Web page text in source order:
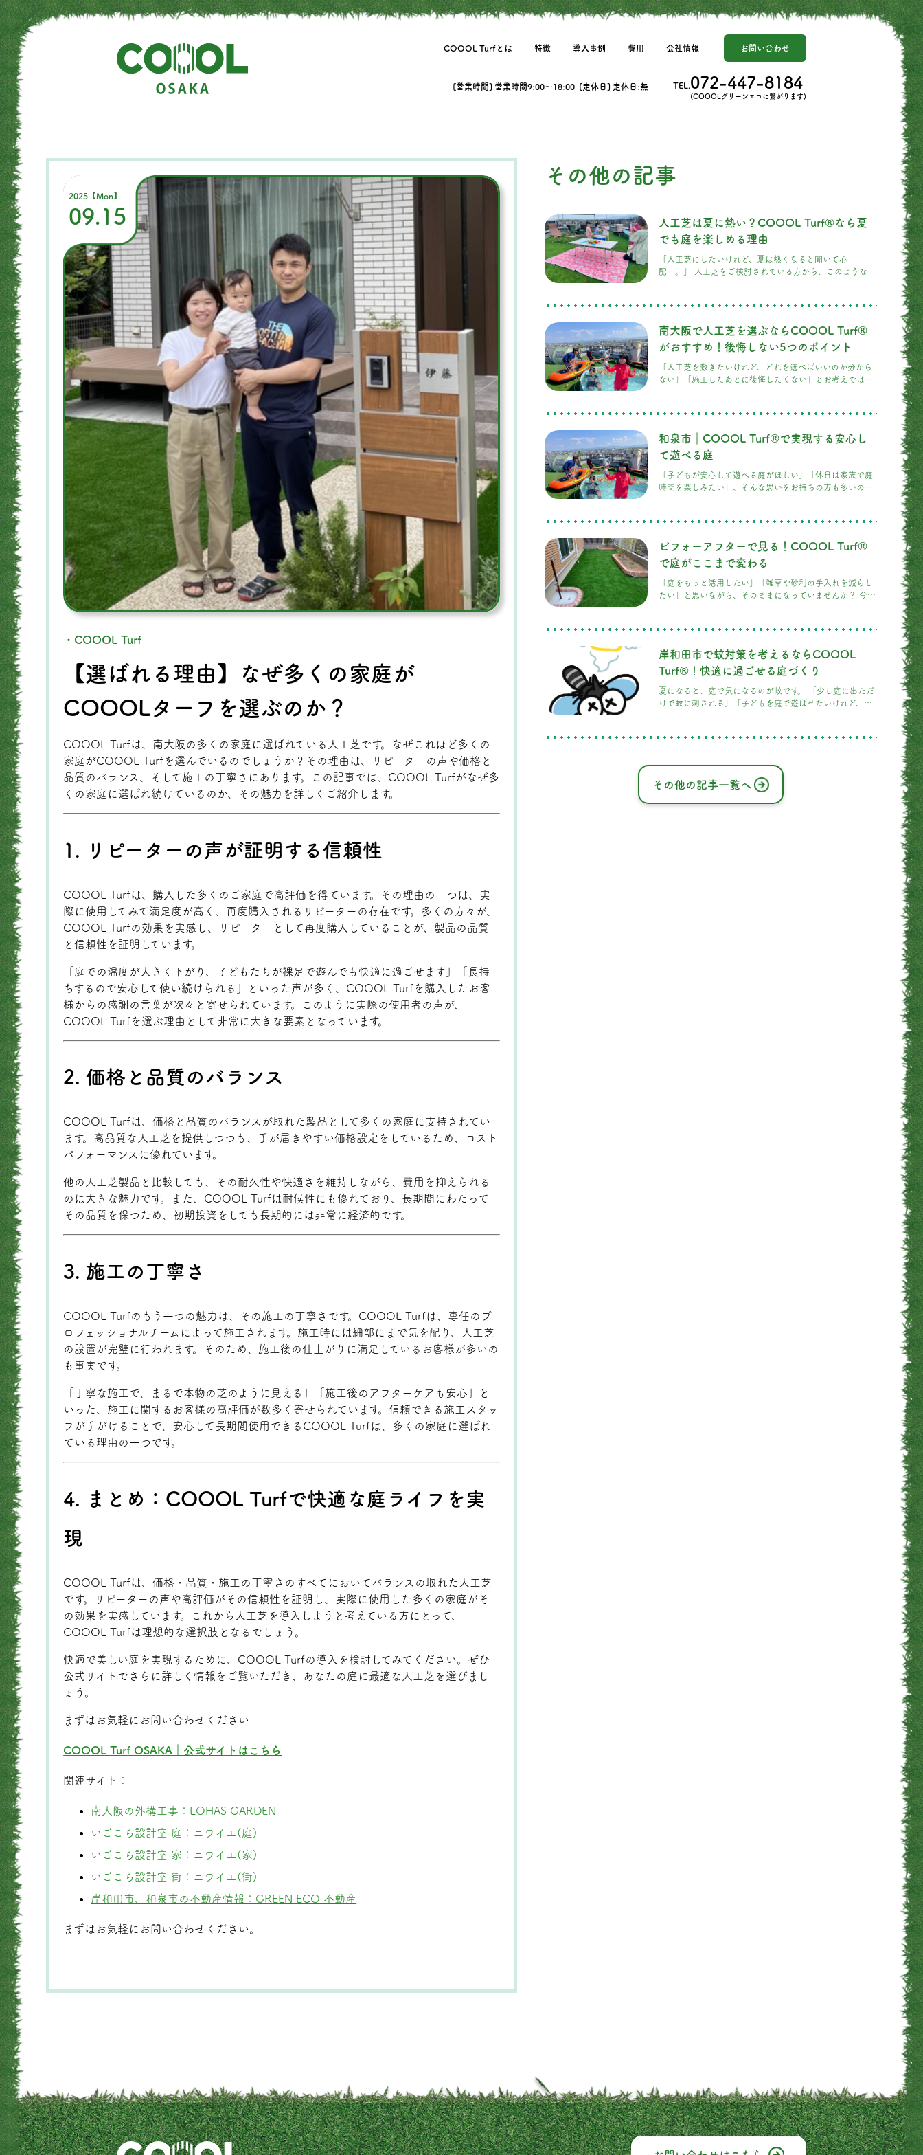
COOOL Turfとは 特徴 導入事例 費用 会社情報 お問い合わせ
[営業時間] 営業時間9:00〜18:00 [定休日] 定休日:無 TEL. 072-447-8184
(COOOLグリーンエコに繋がります)
2025【Mon】
09.15
・COOOL Turf
【選ばれる理由】なぜ多くの家庭が
COOOLターフを選ぶのか？
COOOL Turfは、南大阪の多くの家庭に選ばれている人工芝です。なぜこれほど多くの
家庭がCOOOL Turfを選んでいるのでしょうか？その理由は、リピーターの声や価格と
品質のバランス、そして施工の丁寧さにあります。この記事では、COOOL Turfがなぜ多
くの家庭に選ばれ続けているのか、その魅力を詳しくご紹介します。
1. リピーターの声が証明する信頼性
COOOL Turfは、購入した多くのご家庭で高評価を得ています。その理由の一つは、実
際に使用してみて満足度が高く、再度購入されるリピーターの存在です。多くの方々が、
COOOL Turfの効果を実感し、リピーターとして再度購入していることが、製品の品質
と信頼性を証明しています。
「庭での温度が大きく下がり、子どもたちが裸足で遊んでも快適に過ごせます」「長持
ちするので安心して使い続けられる」といった声が多く、COOOL Turfを購入したお客
様からの感謝の言葉が次々と寄せられています。このように実際の使用者の声が、
COOOL Turfを選ぶ理由として非常に大きな要素となっています。
2. 価格と品質のバランス
COOOL Turfは、価格と品質のバランスが取れた製品として多くの家庭に支持されてい
ます。高品質な人工芝を提供しつつも、手が届きやすい価格設定をしているため、コスト
パフォーマンスに優れています。
他の人工芝製品と比較しても、その耐久性や快適さを維持しながら、費用を抑えられる
のは大きな魅力です。また、COOOL Turfは耐候性にも優れており、長期間にわたって
その品質を保つため、初期投資をしても長期的には非常に経済的です。
3. 施工の丁寧さ
COOOL Turfのもう一つの魅力は、その施工の丁寧さです。COOOL Turfは、専任のプ
ロフェッショナルチームによって施工されます。施工時には細部にまで気を配り、人工芝
の設置が完璧に行われます。そのため、施工後の仕上がりに満足しているお客様が多いの
も事実です。
「丁寧な施工で、まるで本物の芝のように見える」「施工後のアフターケアも安心」と
いった、施工に関するお客様の高評価が数多く寄せられています。信頼できる施工スタッ
フが手がけることで、安心して長期間使用できるCOOOL Turfは、多くの家庭に選ばれ
ている理由の一つです。
4. まとめ：COOOL Turfで快適な庭ライフを実
現
COOOL Turfは、価格・品質・施工の丁寧さのすべてにおいてバランスの取れた人工芝
です。リピーターの声や高評価がその信頼性を証明し、実際に使用した多くの家庭がそ
の効果を実感しています。これから人工芝を導入しようと考えている方にとって、
COOOL Turfは理想的な選択肢となるでしょう。
快適で美しい庭を実現するために、COOOL Turfの導入を検討してみてください。ぜひ
公式サイトでさらに詳しく情報をご覧いただき、あなたの庭に最適な人工芝を選びまし
ょう。
まずはお気軽にお問い合わせください
COOOL Turf OSAKA｜公式サイトはこちら
関連サイト：
南大阪の外構工事：LOHAS GARDEN
いごこち設計室 庭：ニワイエ(庭)
いごこち設計室 家：ニワイエ(家)
いごこち設計室 街：ニワイエ(街)
岸和田市、和泉市の不動産情報：GREEN ECO 不動産
まずはお気軽にお問い合わせください。
その他の記事
人工芝は夏に熱い？COOOL Turf®なら夏
でも庭を楽しめる理由
「人工芝にしたいけれど、夏は熱くなると聞いて心
配…。」 人工芝をご検討されている方から、このようなご
裸足で歩くのが難しいほど熱くなることがあります。 しか
材によって快適性は大きく変わります。 今回は、人工芝が
熱くなる理由と、COOOL Turf®が夏でも快適に過ごしや
南大阪で人工芝を選ぶならCOOOL Turf®
がおすすめ！後悔しない5つのポイント
「人工芝を敷きたいけれど、どれを選べばいいのか分から
ない」「施工したあとに後悔したくない」とお考えではあ
材や施工方法によって使い心地や耐久性は大きく異なりま
COOOL Turf®が選ばれている理由をご紹介します。 南大
阪で人工芝が人気の理由 南大阪では、新築住宅や外構リフ
す。
和泉市｜COOOL Turf®で実現する安心し
て遊べる庭
「子どもが安心して遊べる庭がほしい」「休日は家族で庭
時間を楽しみたい」。そんな思いをお持ちの方も多いので
ています。しかし、天然芝は芝刈りや雑草対策などのお手
う声も少なくありません。 そこでおすすめなのが、
COOOL Turf®です。見た目の美しさだけでなく、お庭を
ご紹介します。 お庭をもっと活用できていますか？ せっ
かく庭があっても、「雑草が伸びて
ビフォーアフターで見る！COOOL Turf®
で庭がここまで変わる
「庭をもっと活用したい」「雑草や砂利の手入れを減らし
たい」と思いながら、そのままになっていませんか？ 今回
施工することで、お子さまやペット、ご家族が快適に過ご
は、防草対策として砂利が敷かれていました。 砂利は雑草
対策として効果がありますが、小さなお子さまが走り回っ
岸和田市で蚊対策を考えるならCOOOL
Turf®！快適に過ごせる庭づくり
夏になると、庭で気になるのが蚊です。 「少し庭に出ただ
けで蚊に刺される」「子どもを庭で遊ばせたいけれど、蚊
や蚊取り線香だけでなく、蚊が発生しにくく、身を隠しに
集まりやすくなる原因と、COOOL Turf®を取り入れた快
適な庭づくりについてご紹介します。 庭に蚊が集まりやす
くなる原因とは？
その他の記事一覧へ